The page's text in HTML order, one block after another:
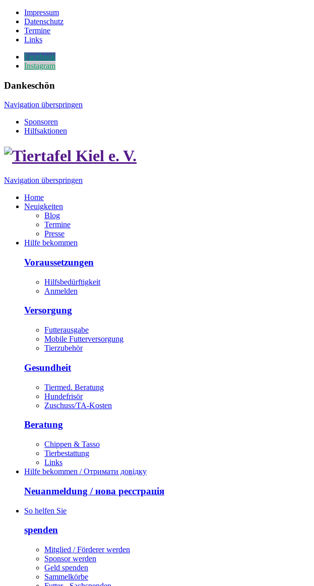
Impressum
Datenschutz
Termine
Links
Facebook
Instagram
Dankeschön
Navigation überspringen
Sponsoren
Hilfsaktionen
Navigation überspringen
Home
Neuigkeiten
Blog
Termine
Presse
Hilfe bekommen
Voraussetzungen
Hilfsbedürftigkeit
Anmelden
Versorgung
Futterausgabe
Mobile Futterversorgung
Tierzubehör
Gesundheit
Tiermed. Beratung
Hundefrisör
Zuschuss/TA-Kosten
Beratung
Chippen & Tasso
Tierbestattung
Links
Hilfe bekommen / Отримати довідку
Neuanmeldung / нова реєстрація
So helfen Sie
spenden
Mitglied / Förderer werden
Sponsor werden
Geld spenden
Sammelkörbe